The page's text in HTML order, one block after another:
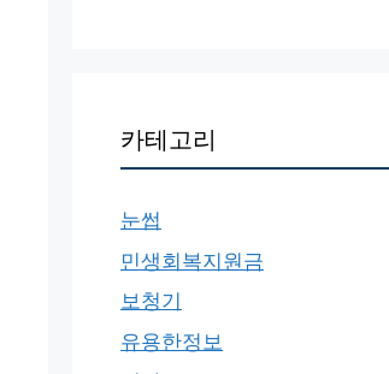
카테고리
눈썹
민생회복지원금
보청기
유용한정보